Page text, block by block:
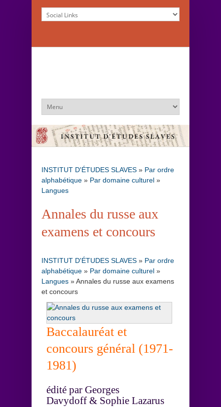
INSTITUT D'ÉTUDES SLAVES » Par ordre
alphabétique » Par domaine culturel »
Langues
Annales du russe aux
examens et concours
INSTITUT D'ÉTUDES SLAVES » Par ordre
alphabétique » Par domaine culturel »
Langues »Annales du russe aux examens
et concours
Baccalauréat et
concours général (1971-
1981)
édité par Georges
Davydoff & Sophie Lazarus